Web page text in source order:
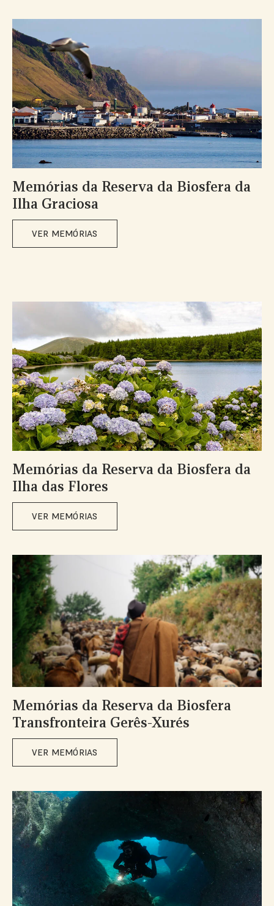
Memórias da Reserva da Biosfera da
Ilha Graciosa
VER MEMÓRIAS
Memórias da Reserva da Biosfera da
Ilha das Flores
VER MEMÓRIAS
Memórias da Reserva da Biosfera
Transfronteira Gerês-Xurés
VER MEMÓRIAS